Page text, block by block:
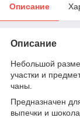
Описание
Описание
Небольшой
участки и
чаны.
Предназначен
выпечки и